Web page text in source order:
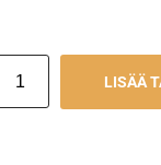
LISÄÄ